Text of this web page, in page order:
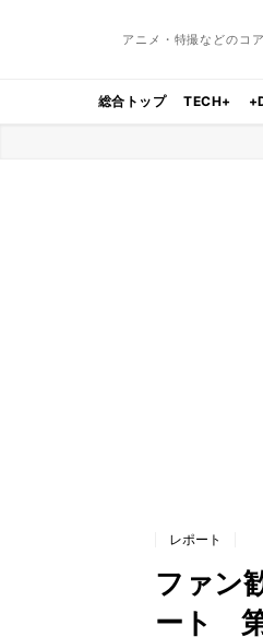
アニメ・特撮などのコ
総合トップ TECH+
レポート
ファン
ート